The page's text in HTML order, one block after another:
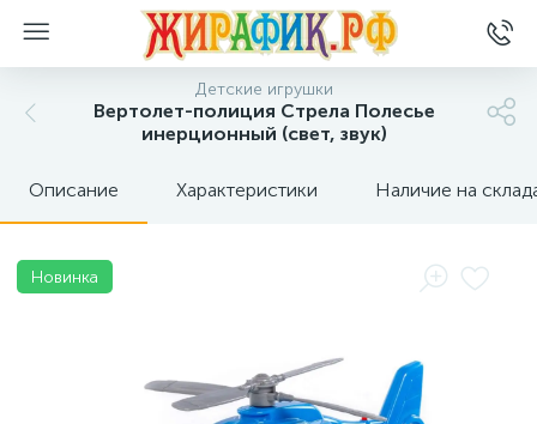
Детские игрушки
Вертолет-полиция Стрела Полесье
инерционный (свет, звук)
Описание Характеристики Наличие на
Новинка